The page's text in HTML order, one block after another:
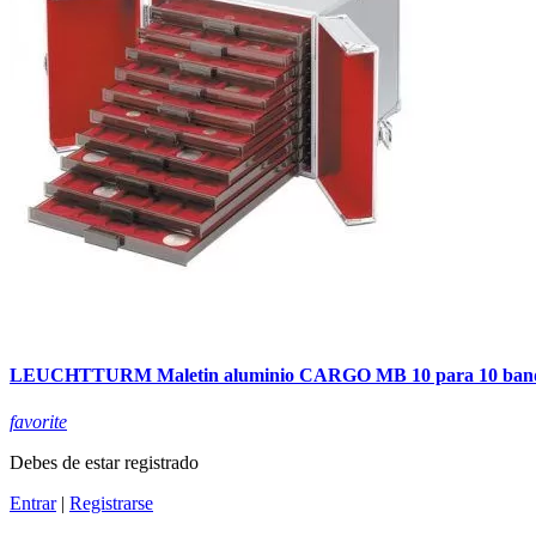
LEUCHTTURM Maletin aluminio CARGO MB 10 para 10
favorite
Debes de estar registrado
Entrar| Registrarse